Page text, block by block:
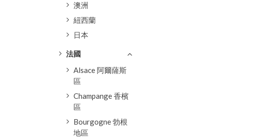
澳洲
紐西蘭
日本
法國
Alsace 阿爾薩斯
區
Champange 香檳
區
Bourgogne 勃根
地區